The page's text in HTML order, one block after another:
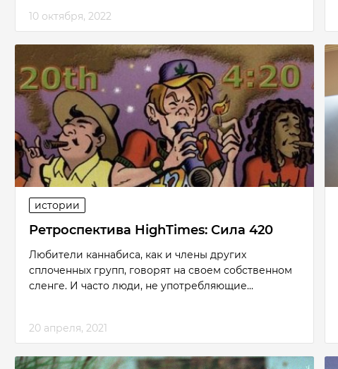
10 октября, 2022
истории
Ретроспектива HighTimes: Сила 420
Любители каннабиса, как и члены других
сплоченных групп, говорят на своем собственном
сленге. И часто люди, не употребляющие...
20 апреля, 2021